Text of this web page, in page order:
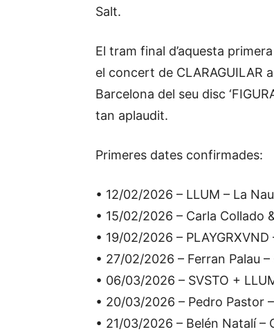
Salt.
El tram final d’aquesta
el concert de CLARAGUILAR
Barcelona del seu disc
tan aplaudit.
Primeres dates confirmades:
• 12/02/2026 – LLUM – La
• 15/02/2026 – Carla Collado
• 19/02/2026 –
• 27/02/2026 – Ferran Palau
• 06/03/2026 – SVSTO +
• 20/03/2026 – Pedro Pastor
• 21/03/2026 – Belén Natalí –